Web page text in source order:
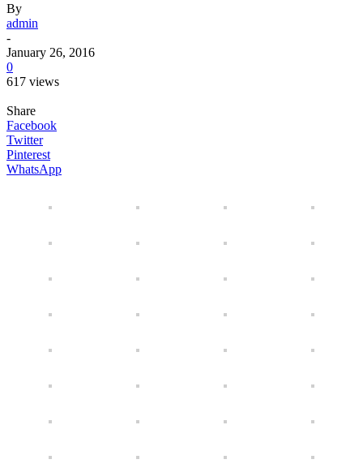
By
admin
-
January 26, 2016
0
617 views
Share
Facebook
Twitter
Pinterest
WhatsApp